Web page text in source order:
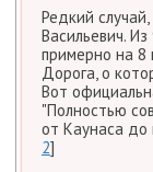
Редкий
Васильевич.
примерно на 8
Дорога, о
Вот
"Полностью
от Каунаса до
2]